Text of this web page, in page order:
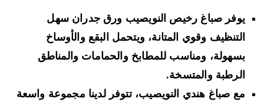
يوفر صباغ رخيص النويصيب ورق جدران سهل
التنظيف وقوي المتانة، ويتحمل البقع والأوساخ
بسهولة، ومناسب للمطابخ والحمامات والمناطق
الرطبة والمتسخة.
مع صباغ هندي النويصيب، تتوفر لدينا مجموعة واسعة